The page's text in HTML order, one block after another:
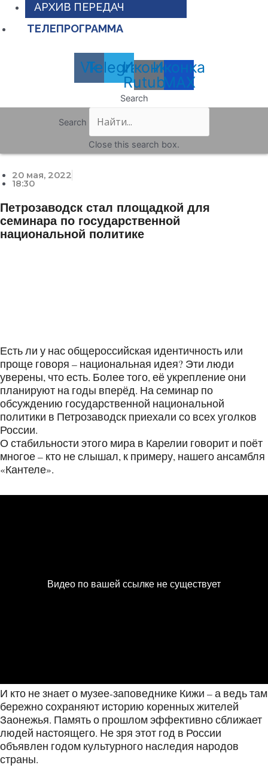
АРХИВ ПЕРЕДАЧ
ТЕЛЕПРОГРАММА
Vk
Telegram
Иконка
Rutube
Иконка
MAX
Search
Search
Close this search box.
20 мая, 2022
18:30
Петрозаводск стал площадкой для
семинара по государственной
национальной политике
Есть ли у нас общероссийская идентичность или
проще говоря – национальная идея? Эти люди
уверены, что есть. Более того, её укрепление они
планируют на годы вперёд. На семинар по
обсуждению государственной национальной
политики в Петрозаводск приехали со всех уголков
России.
О стабильности этого мира в Карелии говорит и поёт
многое – кто не слышал, к примеру, нашего ансамбля
«Кантеле».
И кто не знает о музее-заповеднике Кижи – а ведь там
бережно сохраняют историю коренных жителей
Заонежья. Память о прошлом эффективно сближает
людей настоящего. Не зря этот год в России
объявлен годом культурного наследия народов
страны.